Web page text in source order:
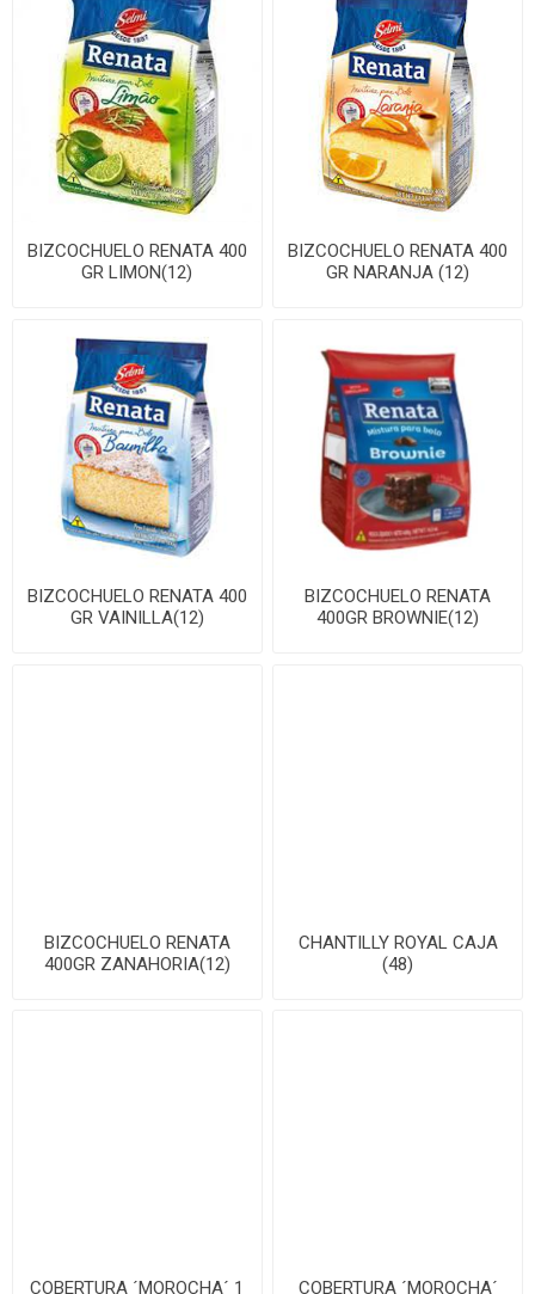
BIZCOCHUELO RENATA 400
GR LIMON(12)
BIZCOCHUELO RENATA 400
GR NARANJA (12)
BIZCOCHUELO RENATA 400
GR VAINILLA(12)
BIZCOCHUELO RENATA
400GR BROWNIE(12)
BIZCOCHUELO RENATA
400GR ZANAHORIA(12)
CHANTILLY ROYAL CAJA
(48)
COBERTURA ´MOROCHA´ 1 COBERTURA ´MOROCHA´